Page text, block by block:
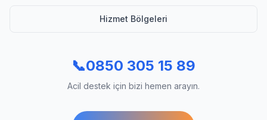
Hizmet Bölgeleri
📞0850 305 15 89
Acil destek için bizi hemen arayın.